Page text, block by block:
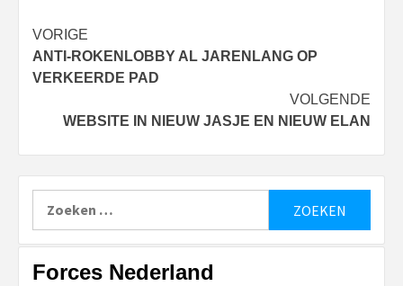
Bericht
navigatie
VORIGE
ANTI-ROKENLOBBY AL JARENLANG OP
VERKEERDE PAD
VOLGENDE
WEBSITE IN NIEUW JASJE EN NIEUW ELAN
Forces Nederland